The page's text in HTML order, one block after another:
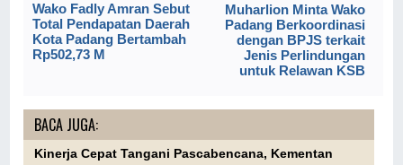
Wako Fadly Amran Sebut
Total Pendapatan Daerah
Kota Padang Bertambah
Rp502,73 M
Muharlion Minta Wako
Padang Berkoordinasi
dengan BPJS terkait
Jenis Perlindungan
untuk Relawan KSB
BACA JUGA:
Kinerja Cepat Tangani Pascabencana, Kementan